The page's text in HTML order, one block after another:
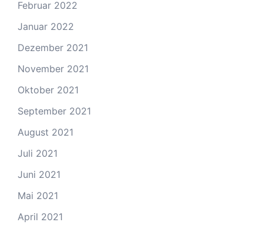
Februar 2022
Januar 2022
Dezember 2021
November 2021
Oktober 2021
September 2021
August 2021
Juli 2021
Juni 2021
Mai 2021
April 2021